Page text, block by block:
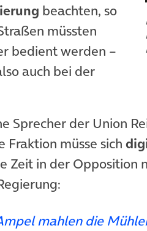
beachten, so
müssten
bedient werden –
auch bei der
Sprecher der Union
Fraktion müsse sich
Zeit in der Opposition
mahlen die